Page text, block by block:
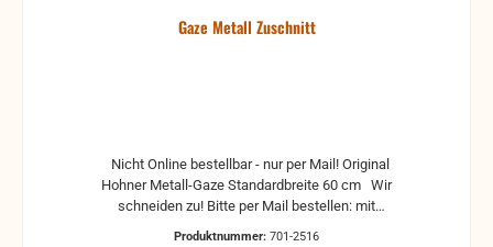
Gaze Metall Zuschnitt
Hohner Metall-Gaze Standardbreite 60 cm Wir
schneiden zu! Bitte per Mail bestellen: mit
Produktnummer: 701-2516